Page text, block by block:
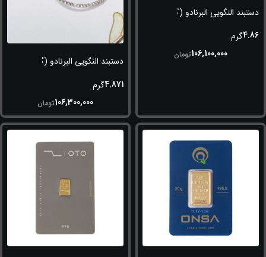
دستبند النگویی البرنادو (گوی سفید-طلایی)
4.86گرم
106,100,000تومان
دستبند النگویی البرنادو (گوی سفید)
4.871گرم
106,300,000تومان